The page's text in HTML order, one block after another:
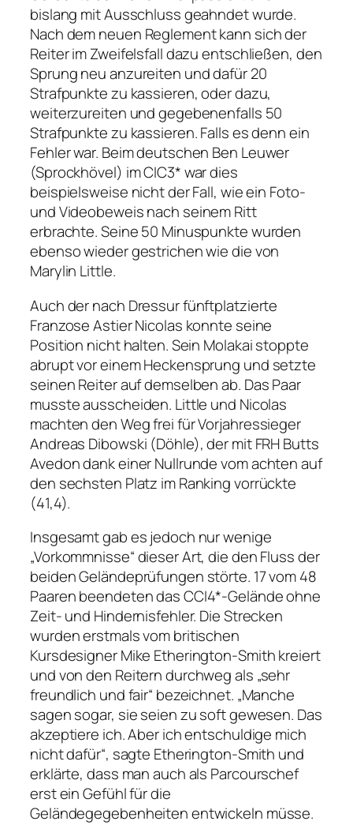
bislang mit Ausschluss geahndet wurde.
Nach dem neuen Reglement kann sich der
Reiter im Zweifelsfall dazu entschließen, den
Sprung neu anzureiten und dafür 20
Strafpunkte zu kassieren, oder dazu,
weiterzureiten und gegebenenfalls 50
Strafpunkte zu kassieren. Falls es denn ein
Fehler war. Beim deutschen Ben Leuwer
(Sprockhövel) im CIC3* war dies
beispielsweise nicht der Fall, wie ein Foto-
und Videobeweis nach seinem Ritt
erbrachte. Seine 50 Minuspunkte wurden
ebenso wieder gestrichen wie die von
Marylin Little.
Auch der nach Dressur fünftplatzierte
Franzose Astier Nicolas konnte seine
Position nicht halten. Sein Molakai stoppte
abrupt vor einem Heckensprung und setzte
seinen Reiter auf demselben ab. Das Paar
musste ausscheiden. Little und Nicolas
machten den Weg frei für Vorjahressieger
Andreas Dibowski (Döhle), der mit FRH Butts
Avedon dank einer Nullrunde vom achten auf
den sechsten Platz im Ranking vorrückte
(41,4).
Insgesamt gab es jedoch nur wenige
„Vorkommnisse“ dieser Art, die den Fluss der
beiden Geländeprüfungen störte. 17 vom 48
Paaren beendeten das CCI4*-Gelände ohne
Zeit- und Hindernisfehler. Die Strecken
wurden erstmals vom britischen
Kursdesigner Mike Etherington-Smith kreiert
und von den Reitern durchweg als „sehr
freundlich und fair“ bezeichnet. „Manche
sagen sogar, sie seien zu soft gewesen. Das
akzeptiere ich. Aber ich entschuldige mich
nicht dafür“, sagte Etherington-Smith und
erklärte, dass man auch als Parcourschef
erst ein Gefühl für die
Geländegegebenheiten entwickeln müsse.